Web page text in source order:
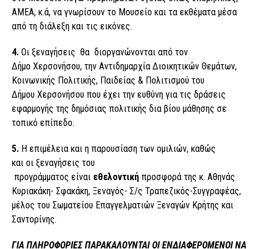
ΑΜΕΑ, κ.ά, να γνωρίσουν το Μουσείο και τα εκθέματα μέσα
από τη διάλεξη και τις εικόνες.
4. Οι ξεναγήσεις θα διοργανώνονται από τον
Δήμο Χερσονήσου, την Αντιδημαρχία Διοικητικών Θεμάτων,
Κοινωνικής Πολιτικής, Παιδείας & Πολιτισμού του
Δήμου Χερσονήσου που έχει την ευθύνη για τις δράσεις
εφαρμογής της δημόσιας πολιτικής δια βίου μάθησης σε
τοπικό επίπεδο.
5. Η επιμέλεια και η παρουσίαση των ομιλιών, καθώς
και οι ξεναγήσεις του
προγράμματος είναι εθελοντική προσφορά της κ. Αθηνάς
Κυριακάκη- Σφακάκη, Ξεναγός- Σ/ς Τραπεζικός-Συγγραφέας,
μέλος του Σωματείου Επαγγελματιών Ξεναγών Κρήτης και
Σαντορίνης.
ΓΙΑ ΠΛΗΡΟΦΟΡΙΕΣ ΠΑΡΑΚΑΛΟΥΝΤΑΙ ΟΙ ΕΝΔΙΑΦΕΡΟΜΕΝΟΙ ΝΑ